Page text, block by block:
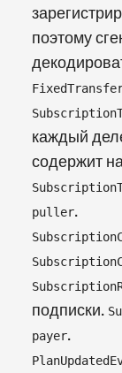
поэтому
каждый
содержит
puller.
подписки.
payer.